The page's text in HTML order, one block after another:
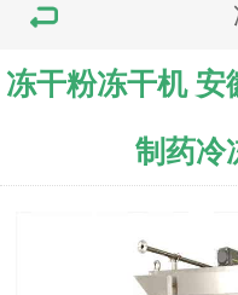
冻干粉冻干机 安
制药冷